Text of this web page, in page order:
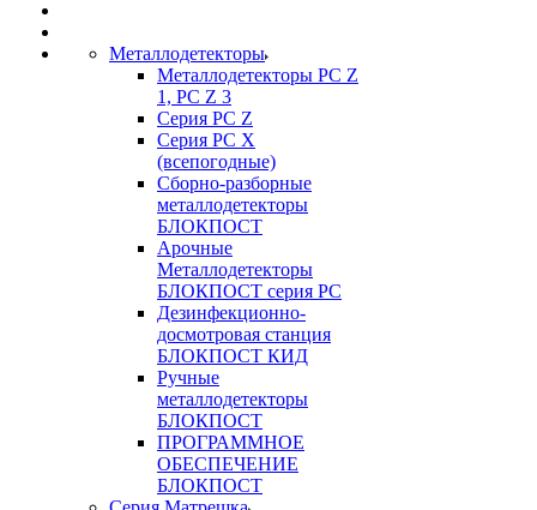
Металлодетекторы
Металлодетекторы РС Z
1, PC Z 3
Серия РС Z
Серия РС X
(всепогодные)
Сборно-разборные
металлодетекторы
БЛОКПОСТ
Арочные
Металлодетекторы
БЛОКПОСТ серия РС
Дезинфекционно-
досмотровая станция
БЛОКПОСТ КИД
Ручные
металлодетекторы
БЛОКПОСТ
ПРОГРАММНОЕ
ОБЕСПЕЧЕНИЕ
БЛОКПОСТ